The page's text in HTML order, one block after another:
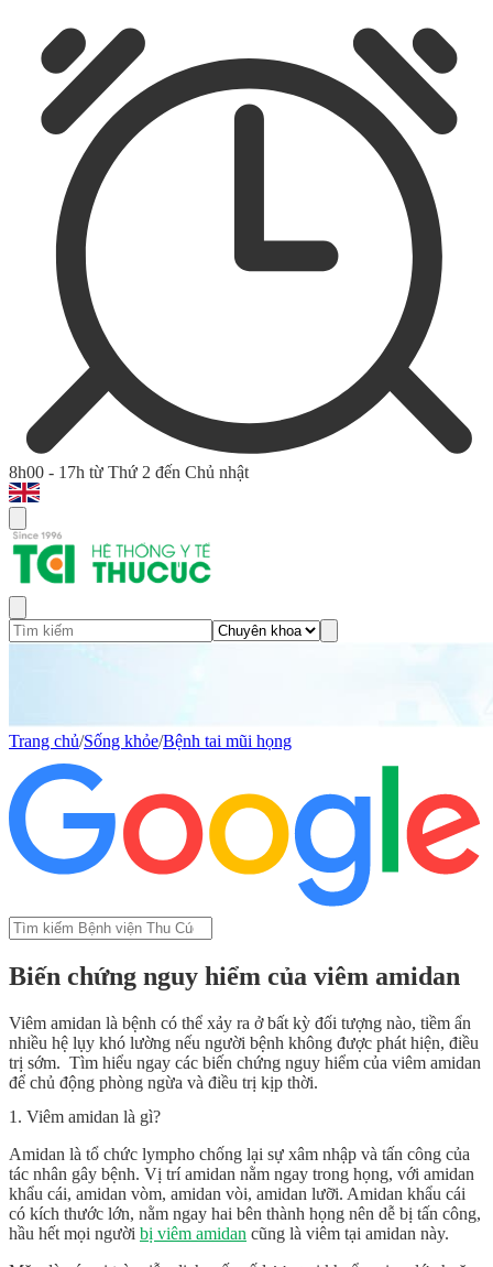
8h00 - 17h từ Thứ 2 đến Chủ nhật
Trang chủ/Sống khỏe/Bệnh tai mũi họng
Biến chứng nguy hiểm của viêm amidan
Viêm amidan là bệnh có thể xảy ra ở bất kỳ đối tượng nào, tiềm ẩn
nhiều hệ lụy khó lường nếu người bệnh không được phát hiện, điều
trị sớm. Tìm hiểu ngay các biến chứng nguy hiểm của viêm amidan
để chủ động phòng ngừa và điều trị kịp thời.
1. Viêm amidan là gì?
Amidan là tổ chức lympho chống lại sự xâm nhập và tấn công của
tác nhân gây bệnh. Vị trí amidan nằm ngay trong họng, với amidan
khẩu cái, amidan vòm, amidan vòi, amidan lưỡi. Amidan khẩu cái
có kích thước lớn, nằm ngay hai bên thành họng nên dễ bị tấn công,
hầu hết mọi người bị viêm amidan cũng là viêm tại amidan này.